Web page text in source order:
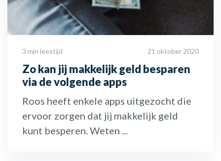
3 min leestijd 21 oktober 2020
Zo kan jij makkelijk geld besparen
via de volgende apps
Roos heeft enkele apps uitgezocht die
ervoor zorgen dat jij makkelijk geld
kunt besperen. Weten ...